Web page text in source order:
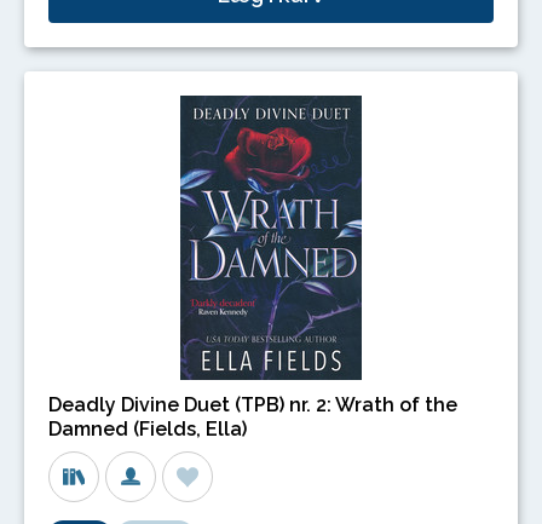
Deadly Divine Duet (TPB) nr. 2: Wrath of the
Damned (Fields, Ella)